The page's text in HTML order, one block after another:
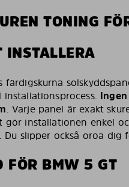
TONING
INSTALLERA
färdigskurna
. Varje panel är exakt
gör installationen enkel
Du slipper också oroa dig
FÖR BMW 5 GT